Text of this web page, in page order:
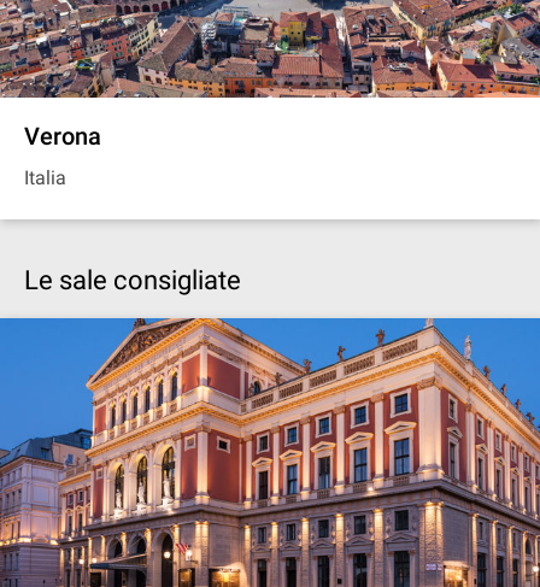
Verona
Italia
Le sale consigliate